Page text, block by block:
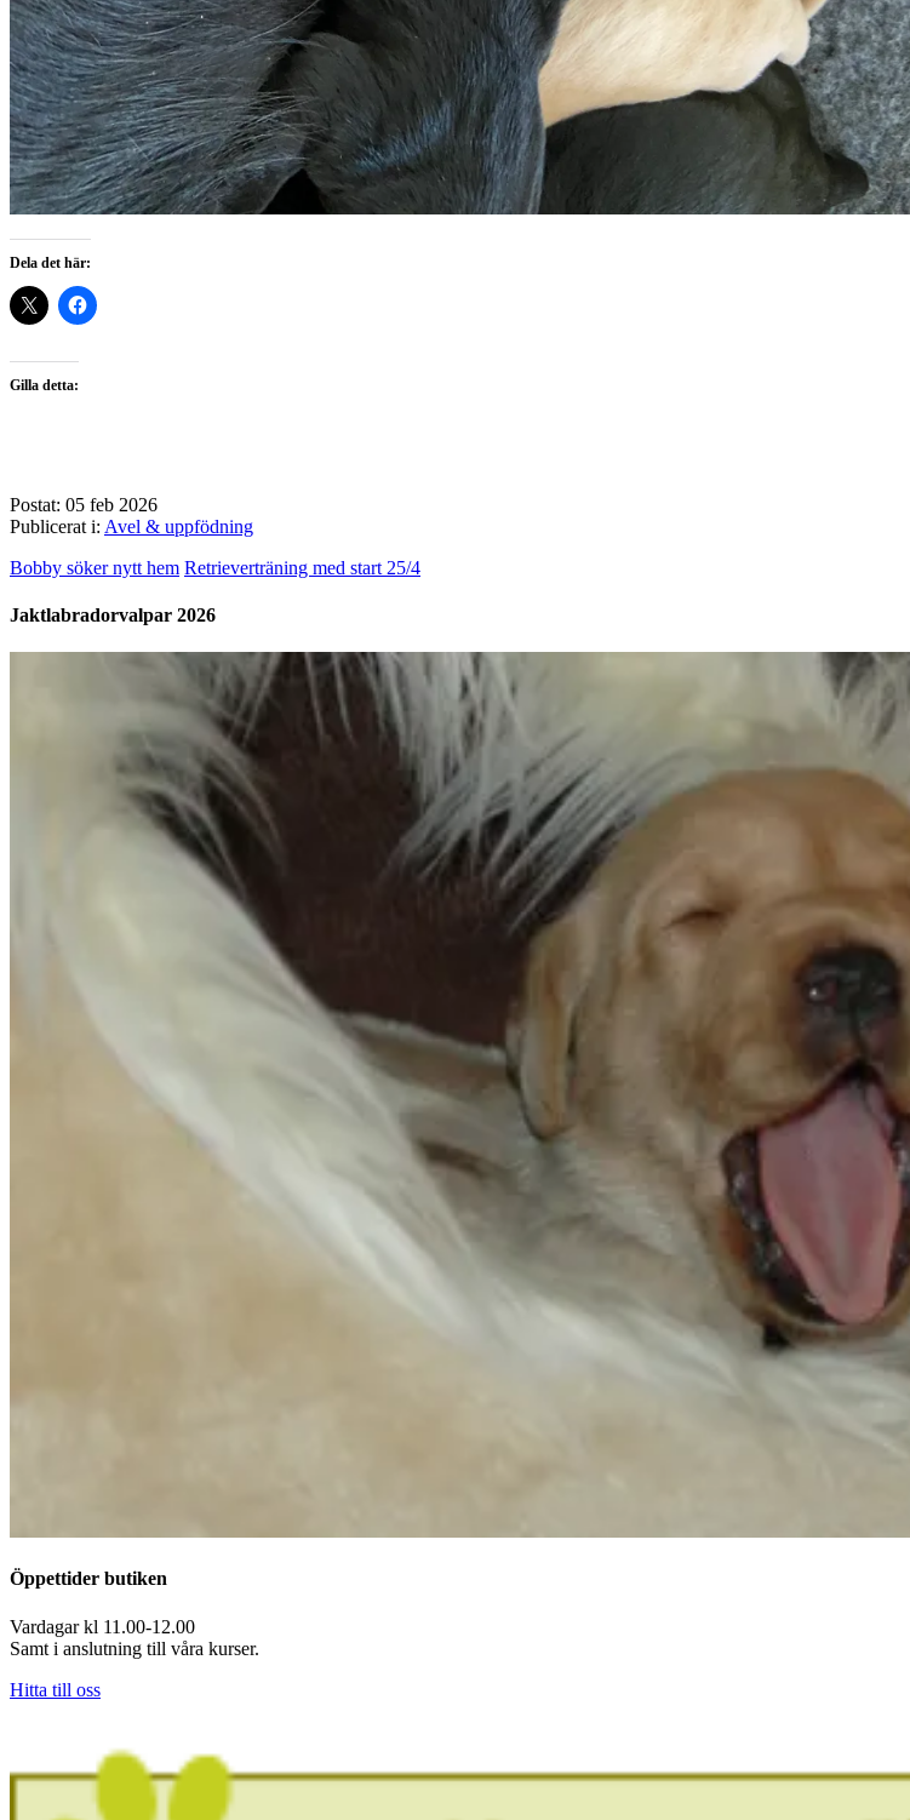
Dela det här:
Gilla detta:
Postat: 05 feb 2026
Publicerat i: Avel & uppfödning
Bobby söker nytt hem Retrieverträning med start 25/4
Jaktlabradorvalpar 2026
Öppettider butiken
Vardagar kl 11.00-12.00
Samt i anslutning till våra kurser.
Hitta till oss